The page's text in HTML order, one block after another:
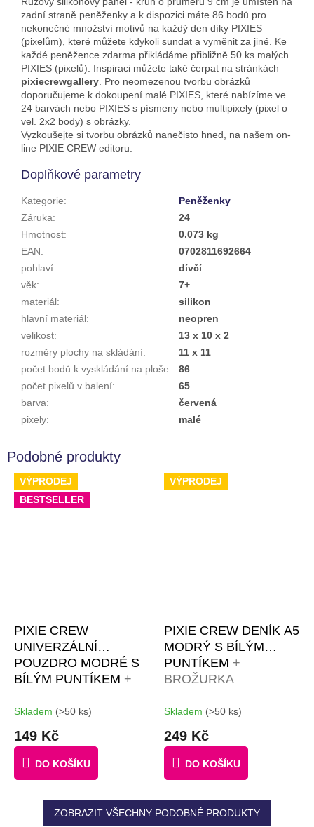
zadní straně peněženky a k dispozici máte 86 bodů pro
nekonečné množství motivů na každý den díky PIXIES
(pixelům), které můžete kdykoli sundat a vyměnit za jiné. Ke
každé peněžence zdarma přikládáme přibližně 50 ks malých
PIXIES (pixelů). Inspiraci můžete také čerpat na stránkách
pixiecrewgallery . Pro neomezenou tvorbu obrázků
doporučujeme k dokoupení malé PIXIES, které nabízíme ve
24 barvách nebo PIXIES s písmeny nebo multipixely (pixel o
vel. 2x2 body) s obrázky.
Vyzkoušejte si tvorbu obrázků nanečisto hned, na našem on-
line PIXIE CREW editoru.
Doplňkové parametry
Kategorie:
Peněženky
Záruka:
24
Hmotnost:
0.073 kg
EAN:
0702811692664
pohlaví:
dívčí
věk:
7+
materiál:
silikon
hlavní materiál:
neopren
velikost:
13 x 10 x 2
rozměry plochy na skládání:
11 x 11
počet bodů k vyskládání na ploše:
86
počet pixelů v balení:
65
barva:
červená
pixely: malé
VÝPRODEJ
BESTSELLER
PIXIE CREW
UNIVERZÁLNÍ
POUZDRO MODRÉ S
BÍLÝM PUNTÍKEM +
KREATIVNÍCH
NÁPADŮ + 50
MALÝCH PIXELŮ
ZDARMA
Skladem (>50 ks)
149 Kč
DO KOŠÍKU
VÝPRODEJ
PIXIE CREW DENÍK A5
MODRÝ S BÍLÝM
PUNTÍKEM +
BROŽURKA
NÁPADŮ + 4
MULTIPIXELY + 60
MALÝCH PIXELŮ
ZDARMA
Skladem (>50 ks)
249 Kč
DO KOŠÍKU
ZOBRAZIT VŠECHNY PODOBNÉ PRODUKTY